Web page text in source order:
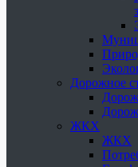
Дорожное
ЖКХ
ЖКХ